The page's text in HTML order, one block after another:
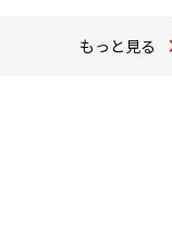
もっと見る